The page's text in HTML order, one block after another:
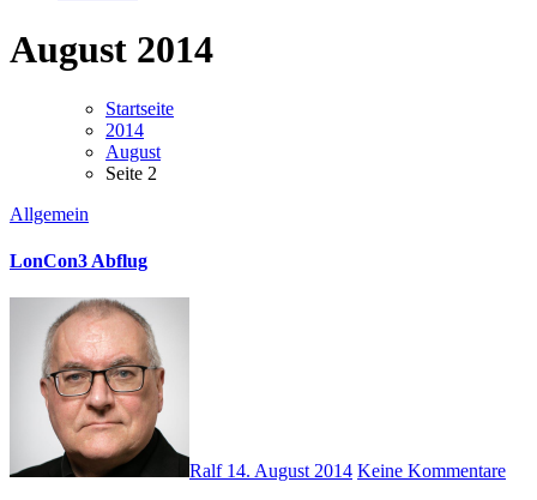
August 2014
Startseite
2014
August
Seite 2
Allgemein
LonCon3 Abflug
Ralf 14. August 2014 Keine Kommentare